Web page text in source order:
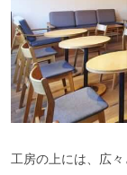
工房の上には、広